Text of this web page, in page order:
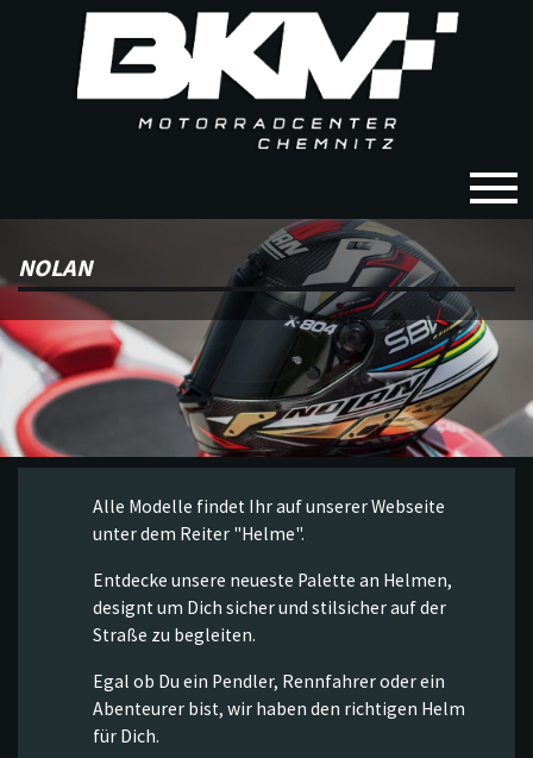
NOLAN
Alle Modelle findet Ihr auf unserer Webseite
unter dem Reiter "Helme".
Entdecke unsere neueste Palette an Helmen,
designt um Dich sicher und stilsicher auf der
Straße zu begleiten.
Egal ob Du ein Pendler, Rennfahrer oder ein
Abenteurer bist, wir haben den richtigen Helm
für Dich.